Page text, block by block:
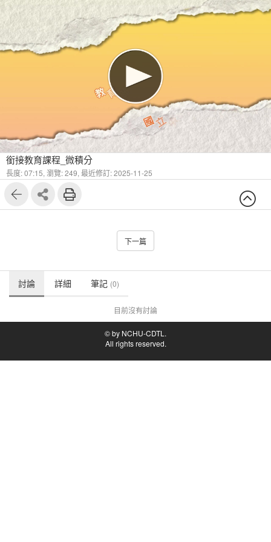
銜接教育課程_微積分
長度: 07:15, 瀏覽: 249, 最近修訂: 2025-11-25
下一篇
討論 詳細 筆記 (0)
目前沒有討論
© by NCHU-CDTL.
All rights reserved.